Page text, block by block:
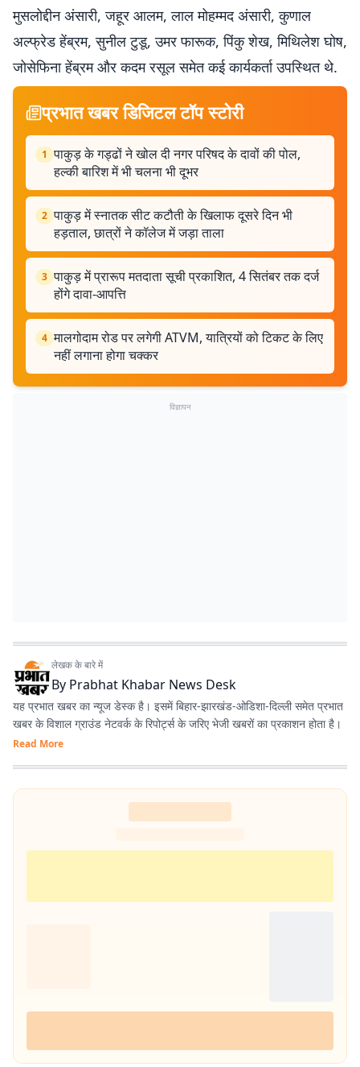
मुसलोद्दीन अंसारी, जहूर आलम, लाल मोहम्मद अंसारी, कुणाल
अल्फ्रेड हेंब्रम, सुनील टुडू, उमर फारूक, पिंकु शेख, मिथिलेश घोष,
जोसेफिना हेंब्रम और कदम रसूल समेत कई कार्यकर्ता उपस्थित थे.
प्रभात खबर डिजिटल टॉप स्टोरी
1 पाकुड़ के गड्ढों ने खोल दी नगर परिषद के दावों की पोल,
हल्की बारिश में भी चलना भी दूभर
2 पाकुड़ में स्नातक सीट कटौती के खिलाफ दूसरे दिन भी
हड़ताल, छात्रों ने कॉलेज में जड़ा ताला
3 पाकुड़ में प्रारूप मतदाता सूची प्रकाशित, 4 सितंबर तक दर्ज
होंगे दावा-आपत्ति
4 मालगोदाम रोड पर लगेगी ATVM, यात्रियों को टिकट के लिए
नहीं लगाना होगा चक्कर
विज्ञापन
लेखक के बारे में
By Prabhat Khabar News Desk
यह प्रभात खबर का न्यूज डेस्क है। इसमें बिहार-झारखंड-ओडिशा-दिल्‍ली समेत प्रभात
खबर के विशाल ग्राउंड नेटवर्क के रिपोर्ट्स के जरिए भेजी खबरों का प्रकाशन होता है।
Read More